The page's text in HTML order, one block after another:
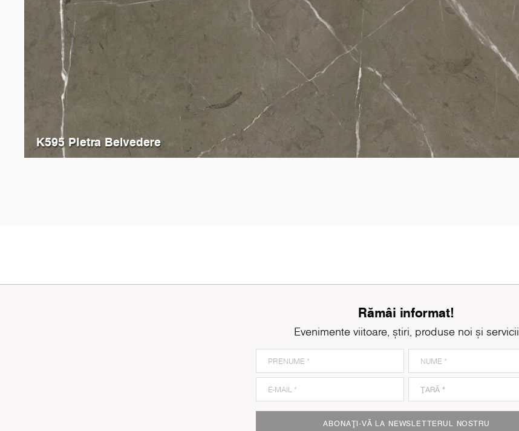
K093Grey Emperador Marble K095Light Terrazzo Marble
K595 Pietra Belvedere
Rămâi informat!
Evenimente viitoare, știri, produse noi și servicii
ABONAȚI-VĂ LA NEWSLETTERUL NOSTRU